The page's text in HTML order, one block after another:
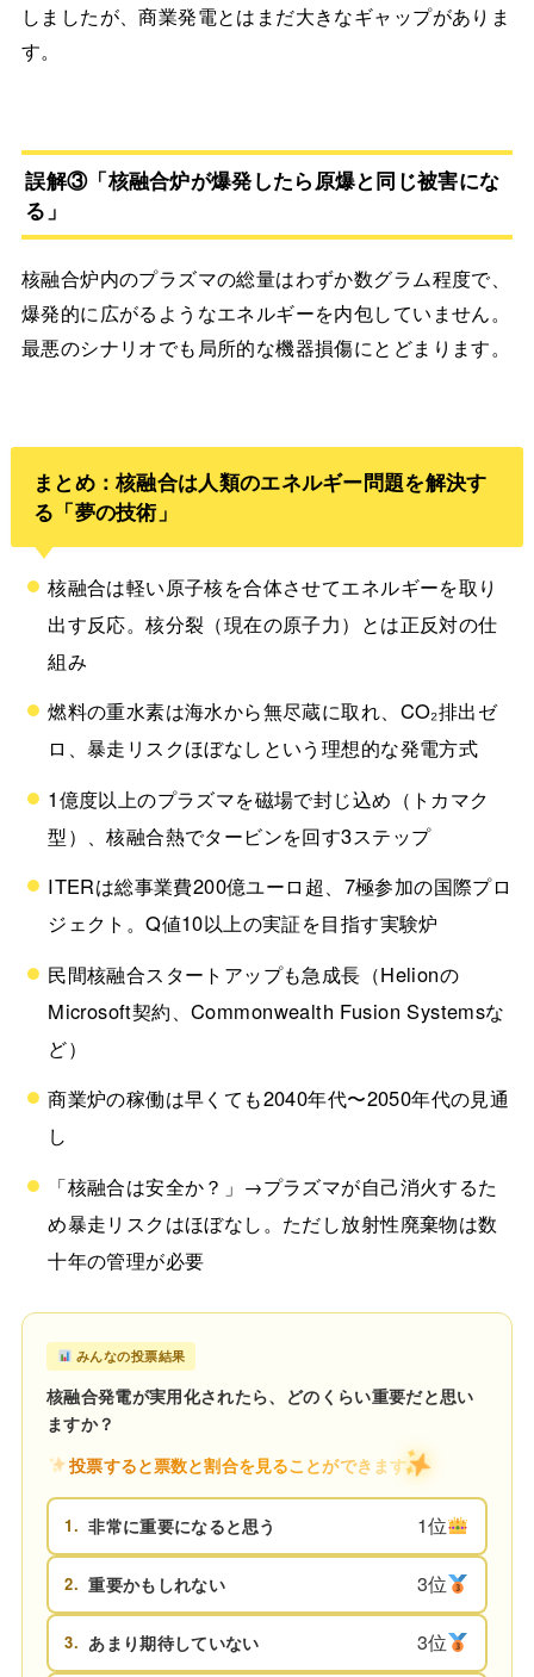
しましたが、商業発電とはまだ大きなギャップがありま
す。
誤解③「核融合炉が爆発したら原爆と同じ被害にな
る」
核融合炉内のプラズマの総量はわずか数グラム程度で、
爆発的に広がるようなエネルギーを内包していません。
最悪のシナリオでも局所的な機器損傷にとどまります。
まとめ：核融合は人類のエネルギー問題を解決す
る「夢の技術」
核融合は軽い原子核を合体させてエネルギーを取り
出す反応。核分裂（現在の原子力）とは正反対の仕
組み
燃料の重水素は海水から無尽蔵に取れ、CO₂排出ゼ
ロ、暴走リスクほぼなしという理想的な発電方式
1億度以上のプラズマを磁場で封じ込め（トカマク
型）、核融合熱でタービンを回す3ステップ
ITERは総事業費200億ユーロ超、7極参加の国際プロ
ジェクト。Q値10以上の実証を目指す実験炉
民間核融合スタートアップも急成長（Helionの
Microsoft契約、Commonwealth Fusion Systemsな
ど）
商業炉の稼働は早くても2040年代〜2050年代の見通
し
「核融合は安全か？」→プラズマが自己消火するた
め暴走リスクはほぼなし。ただし放射性廃棄物は数
十年の管理が必要
みんなの投票結果
核融合発電が実用化されたら、どのくらい重要だと思い
ますか？
投票すると票数と割合を見ることができます
1. 非常に重要になると思う 1位
2. 重要かもしれない 3位
3. あまり期待していない 3位